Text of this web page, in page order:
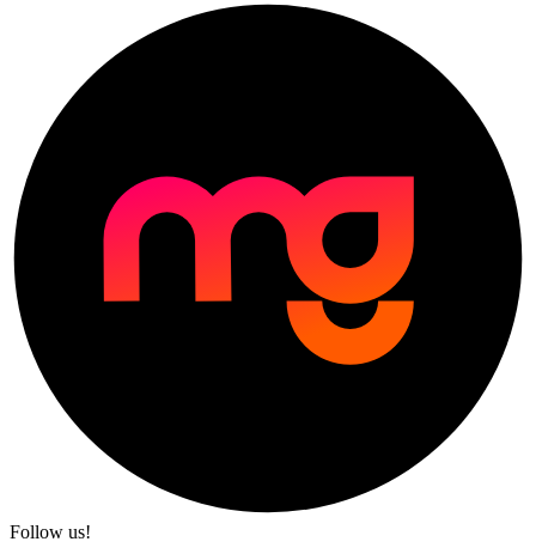
Follow us!